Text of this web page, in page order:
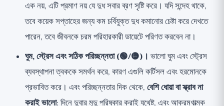
এক নয়, এটি প্রমাণ নয় যে দুধ সবার ব্রণ সৃষ্টি করে। যদি সন্দেহ থাকে,
তবে কয়েক সপ্তাহের জন্য কম চর্বিযুক্ত দুধ কমানোর চেষ্টা করে দেখতে
পারেন, তবে জীবনকে চরম পরিহারকারী ডায়েটে পরিণত করবেন না।
ঘুম, স্ট্রেস এবং সঠিক পরিচ্ছন্নতা (🟢/🟡)। ভালো ঘুম এবং স্ট্রেস
ব্যবস্থাপনা ত্বককে সমর্থন করে, কারণ এগুলি কর্টিসল এবং হরমোনকে
প্রভাবিত করে। এবং পরিচ্ছন্নতার দিক থেকে, বেশি ধোয়া বা স্ক্রাব না
করাই ভালো: দিনে দুবার মৃদু পরিষ্কার করাই যথেষ্ট, এবং আক্রমণাত্মক